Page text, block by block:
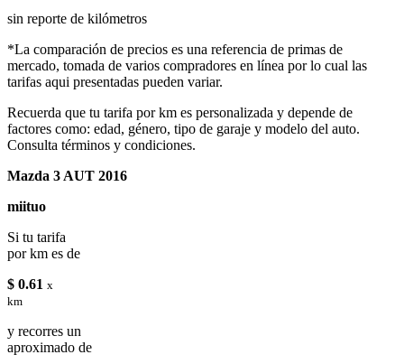
sin reporte de kilómetros
*La comparación de precios es una referencia de primas de
mercado, tomada de varios compradores en línea por lo cual las
tarifas aqui presentadas pueden variar.
Recuerda que tu tarifa por km es personalizada y depende de
factores como: edad, género, tipo de garaje y modelo del auto.
Consulta términos y condiciones.
Mazda 3 AUT 2016
miituo
Si tu tarifa
por km es de
$ 0.61 x
km
y recorres un
aproximado de